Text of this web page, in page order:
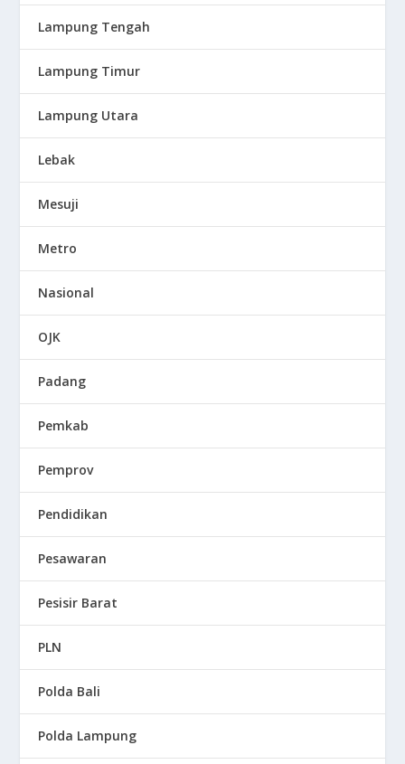
Lampung Tengah
Lampung Timur
Lampung Utara
Lebak
Mesuji
Metro
Nasional
OJK
Padang
Pemkab
Pemprov
Pendidikan
Pesawaran
Pesisir Barat
PLN
Polda Bali
Polda Lampung